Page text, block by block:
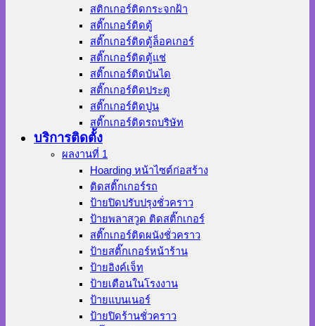
สติกเกอร์ติดกระจกฝ้า
สติ๊กเกอร์ติดตู้
สติ๊กเกอร์ติดตู้ล็อคเกอร์
สติ๊กเกอร์ติดตู้แช่
สติ๊กเกอร์ติดบันได
สติ๊กเกอร์ติดประตู
สติ๊กเกอร์ติดปูน
สติ๊กเกอร์ติดรถบริษัท
บริการติดตั้ง
ผลงานที่ 1
Hoarding หน้าไซต์ก่อสร้าง
ติดสติ๊กเกอร์รถ
ป้ายปิดปรับปรุงชั่วคราว
ป้ายพลาสวูด ติดสติ๊กเกอร์
สติ๊กเกอร์ติดผนังชั่วคราว
ป้ายสติ๊กเกอร์หน้าร้าน
ป้ายอิงค์เจ็ท
ป้ายเตือนในโรงงาน
ป้ายแบนเนอร์
ป้ายปิดร้านชั่วคราว